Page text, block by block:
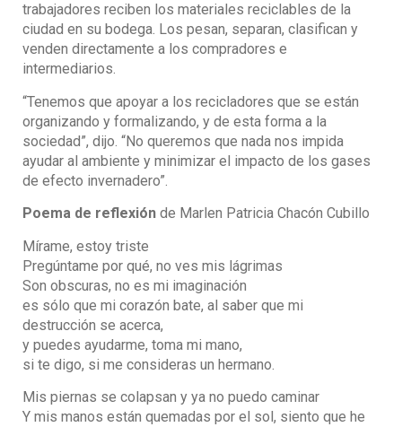
trabajadores reciben los materiales reciclables de la
ciudad en su bodega. Los pesan, separan, clasifican y
venden directamente a los compradores e
intermediarios.
“Tenemos que apoyar a los recicladores que se están
organizando y formalizando, y de esta forma a la
sociedad”, dijo. “No queremos que nada nos impida
ayudar al ambiente y minimizar el impacto de los gases
de efecto invernadero”.
Poema de reflexión de Marlen Patricia Chacón Cubillo
Mírame, estoy triste
Pregúntame por qué, no ves mis lágrimas
Son obscuras, no es mi imaginación
es sólo que mi corazón bate, al saber que mi
destrucción se acerca,
y puedes ayudarme, toma mi mano,
si te digo, si me consideras un hermano.
Mis piernas se colapsan y ya no puedo caminar
Y mis manos están quemadas por el sol, siento que he